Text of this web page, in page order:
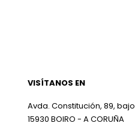
VISÍTANOS EN
Avda. Constitución, 89, bajo
15930 BOIRO - A CORUÑA